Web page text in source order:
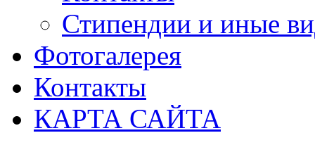
Стипендии и иные
Фотогалерея
Контакты
КАРТА САЙТА